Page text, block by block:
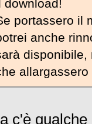
download!
portassero il
anche
c'è